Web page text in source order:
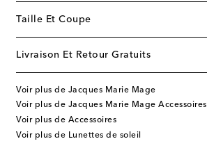
Taille Et Coupe
Livraison Et Retour Gratuits
Voir plus de Jacques Marie Mage
Voir plus de Jacques Marie Mage Accessoires
Voir plus de Accessoires
Voir plus de Lunettes de soleil